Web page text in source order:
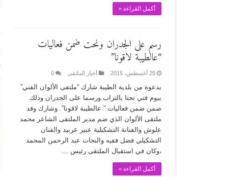
أكمل القراءة »
رسم على الجدران ونحت ضمن فعاليات
“عالطيبة لاقونا”
25 أغسطس، 2015 أخبار الملتقى 0
بدعوة من بلدية الطيبة شارك “ملتقى الألوان الفني”
بيوم فني نحتا بالتراب ورسما على الجدران وذلك
ضمن ضمن فعاليات ” عالطيبة لاقونا”. وشارك وفد
ملتقى الألوان الذي ضم مدير الملتقى الشاعر محمد
علوش والفنانة التشكيلية عبير عربيد والفنان
التشكيلي فضل فقيه والنحات عبد الرحمن المحمد
،وكان في استقبال الملتقى رئيس …
أكمل القراءة »